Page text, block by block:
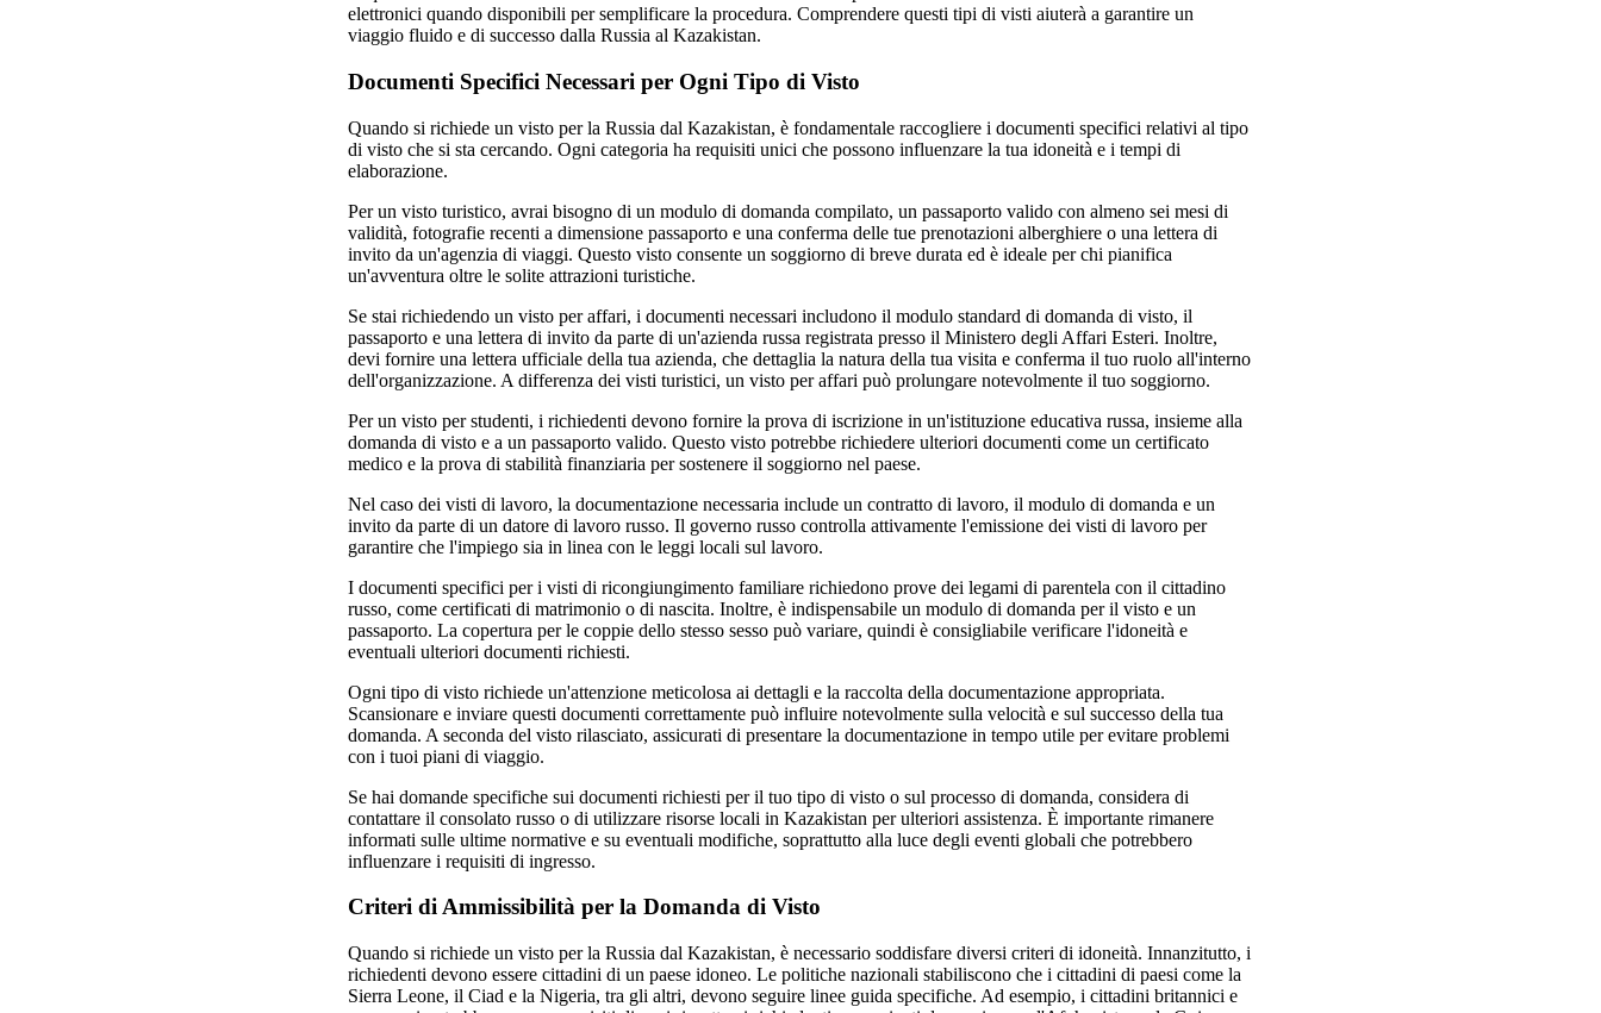
elettronici quando disponibili per semplificare la procedura. Comprendere questi tipi di visti aiuterà a garantire un
viaggio fluido e di successo dalla Russia al Kazakistan.
Documenti Specifici Necessari per Ogni Tipo di Visto
Quando si richiede un visto per la Russia dal Kazakistan, è fondamentale raccogliere i documenti specifici relativi al tipo
di visto che si sta cercando. Ogni categoria ha requisiti unici che possono influenzare la tua idoneità e i tempi di
elaborazione.
Per un visto turistico, avrai bisogno di un modulo di domanda compilato, un passaporto valido con almeno sei mesi di
validità, fotografie recenti a dimensione passaporto e una conferma delle tue prenotazioni alberghiere o una lettera di
invito da un'agenzia di viaggi. Questo visto consente un soggiorno di breve durata ed è ideale per chi pianifica
un'avventura oltre le solite attrazioni turistiche.
Se stai richiedendo un visto per affari, i documenti necessari includono il modulo standard di domanda di visto, il
passaporto e una lettera di invito da parte di un'azienda russa registrata presso il Ministero degli Affari Esteri. Inoltre,
devi fornire una lettera ufficiale della tua azienda, che dettaglia la natura della tua visita e conferma il tuo ruolo all'interno
dell'organizzazione. A differenza dei visti turistici, un visto per affari può prolungare notevolmente il tuo soggiorno.
Per un visto per studenti, i richiedenti devono fornire la prova di iscrizione in un'istituzione educativa russa, insieme alla
domanda di visto e a un passaporto valido. Questo visto potrebbe richiedere ulteriori documenti come un certificato
medico e la prova di stabilità finanziaria per sostenere il soggiorno nel paese.
Nel caso dei visti di lavoro, la documentazione necessaria include un contratto di lavoro, il modulo di domanda e un
invito da parte di un datore di lavoro russo. Il governo russo controlla attivamente l'emissione dei visti di lavoro per
garantire che l'impiego sia in linea con le leggi locali sul lavoro.
I documenti specifici per i visti di ricongiungimento familiare richiedono prove dei legami di parentela con il cittadino
russo, come certificati di matrimonio o di nascita. Inoltre, è indispensabile un modulo di domanda per il visto e un
passaporto. La copertura per le coppie dello stesso sesso può variare, quindi è consigliabile verificare l'idoneità e
eventuali ulteriori documenti richiesti.
Ogni tipo di visto richiede un'attenzione meticolosa ai dettagli e la raccolta della documentazione appropriata.
Scansionare e inviare questi documenti correttamente può influire notevolmente sulla velocità e sul successo della tua
domanda. A seconda del visto rilasciato, assicurati di presentare la documentazione in tempo utile per evitare problemi
con i tuoi piani di viaggio.
Se hai domande specifiche sui documenti richiesti per il tuo tipo di visto o sul processo di domanda, considera di
contattare il consolato russo o di utilizzare risorse locali in Kazakistan per ulteriori assistenza. È importante rimanere
informati sulle ultime normative e su eventuali modifiche, soprattutto alla luce degli eventi globali che potrebbero
influenzare i requisiti di ingresso.
Criteri di Ammissibilità per la Domanda di Visto
Quando si richiede un visto per la Russia dal Kazakistan, è necessario soddisfare diversi criteri di idoneità. Innanzitutto, i
richiedenti devono essere cittadini di un paese idoneo. Le politiche nazionali stabiliscono che i cittadini di paesi come la
Sierra Leone, il Ciad e la Nigeria, tra gli altri, devono seguire linee guida specifiche. Ad esempio, i cittadini britannici e